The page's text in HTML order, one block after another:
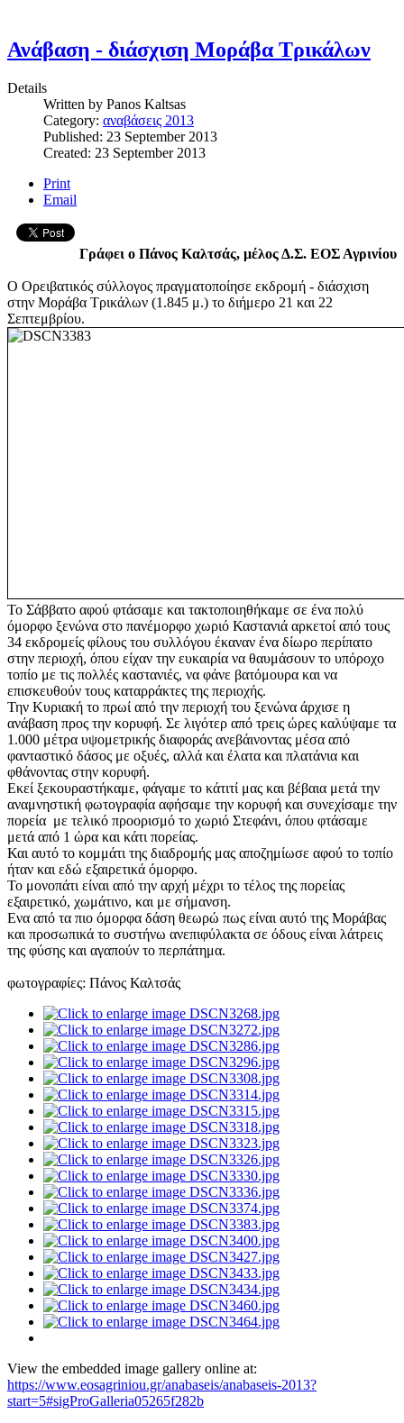
Ανάβαση - διάσχιση Μοράβα Τρικάλων
Details
Written by Panos Kaltsas
Category: αναβάσεις 2013
Published: 23 September 2013
Created: 23 September 2013
Print
Email
Γράφει ο Πάνος Καλτσάς, μέλος Δ.Σ. ΕΟΣ Αγρινίου
Ο Ορειβατικός σύλλογος πραγματοποίησε εκδρομή - διάσχιση
στην Μοράβα Τρικάλων (1.845 μ.) το διήμερο 21 και 22
Σεπτεμβρίου.
Το Σάββατο αφού φτάσαμε και τακτοποιηθήκαμε σε ένα πολύ
όμορφο ξενώνα στο πανέμορφο χωριό Καστανιά αρκετοί από τους
34 εκδρομείς φίλους του συλλόγου έκαναν ένα δίωρο περίπατο
στην περιοχή, όπου είχαν την ευκαιρία να θαυμάσουν το υπόροχο
τοπίο με τις πολλές καστανιές, να φάνε βατόμουρα και να
επισκευθούν τους καταρράκτες της περιοχής.
Την Κυριακή το πρωί από την περιοχή του ξενώνα άρχισε η
ανάβαση προς την κορυφή. Σε λιγότερ από τρεις ώρες καλύψαμε τα
1.000 μέτρα υψομετρικής διαφοράς ανεβάινοντας μέσα από
φανταστικό δάσος με οξυές, αλλά και έλατα και πλατάνια και
φθάνοντας στην κορυφή.
Εκεί ξεκουραστήκαμε, φάγαμε το κάτιτί μας και βέβαια μετά την
αναμνηστική φωτογραφία αφήσαμε την κορυφή και συνεχίσαμε την
πορεία με τελικό προορισμό το χωριό Στεφάνι, όπου φτάσαμε
μετά από 1 ώρα και κάτι πορείας.
Και αυτό το κομμάτι της διαδρομής μας αποζημίωσε αφού το τοπίο
ήταν και εδώ εξαιρετικά όμορφο.
Το μονοπάτι είναι από την αρχή μέχρι το τέλος της πορείας
εξαιρετικό, χωμάτινο, και με σήμανση.
Ενα από τα πιο όμορφα δάση θεωρώ πως είναι αυτό της Μοράβας
και προσωπικά το συστήνω ανεπιφύλακτα σε όδους είναι λάτρεις
της φύσης και αγαπούν το περπάτημα.
φωτογραφίες: Πάνος Καλτσάς
View the embedded image gallery online at:
https://www.eosagriniou.gr/anabaseis/anabaseis-2013?
start=5#sigProGalleria05265f282b